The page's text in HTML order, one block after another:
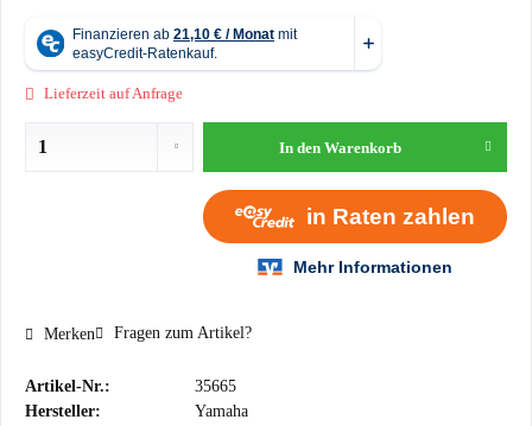
Lieferzeit auf Anfrage
In den Warenkorb
Merken Fragen zum Artikel?
Artikel-Nr.:
35665
Hersteller:
Yamaha